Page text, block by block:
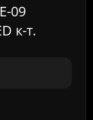
09
к-т.